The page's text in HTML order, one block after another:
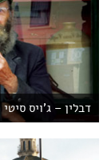
דבלין – ג'ויס סיטי